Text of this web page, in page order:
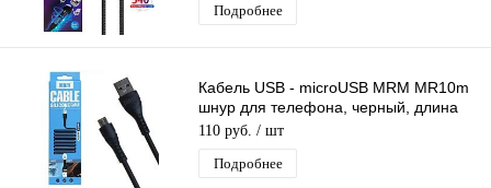
Подробнее
Кабель USB - microUSB MRM MR10m
шнур для телефона, черный, длина
1м
110 руб. / шт
Подробнее